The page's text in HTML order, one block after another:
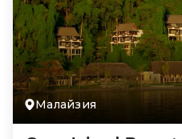
Малайзия